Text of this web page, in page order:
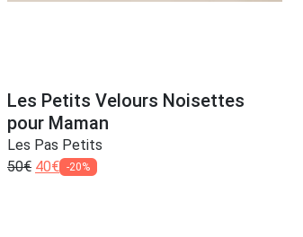
Les Petits Velours Noisettes
pour Maman
Les Pas Petits
50€ 40€ -20%